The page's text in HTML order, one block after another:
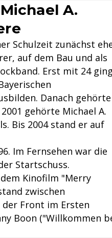
A.
Schulzeit zunächst
auf dem Bau und als
Erst mit 24 ging
Danach gehörte
gehörte Michael A.
Bis 2004 stand er auf
Im Fernsehen war die
Startschuss.
Kinofilm "Merry
zwischen
Front im Ersten
Boon ("Willkommen